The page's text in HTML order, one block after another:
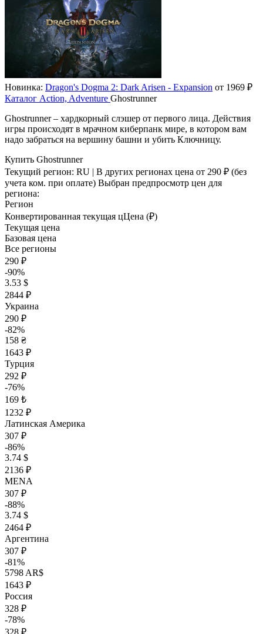
Новинка: Dragon's Dogma 2: Dark Arisen - Expansion от 1969 ₽
Каталог Action, Adventure Ghostrunner
Ghostrunner – хардкорный слэшер от первого лица. Действия
игры происходят в мрачном киберпанк мире, в котором вам
надо забраться на вершину башни и убить Ключницу.
Купить Ghostrunner
Текущий регион: RU | В других регионах цена от 290 ₽ (без
учета ком. при оплате) Выбран предпросмотр цен для
региона:
Регион
Конвертированная текущая цЦена (₽)
Текущая цена
Базовая цена
Все регионы
290 ₽
-90%
3.53 $
2844 ₽
Украина
290 ₽
-82%
158 ₴
1643 ₽
Турция
292 ₽
-76%
169 ₺
1232 ₽
Латинская Америка
307 ₽
-86%
3.74 $
2136 ₽
MENA
307 ₽
-88%
3.74 $
2464 ₽
Аргентина
307 ₽
-81%
5798 AR$
1643 ₽
Россия
328 ₽
-78%
328 ₽